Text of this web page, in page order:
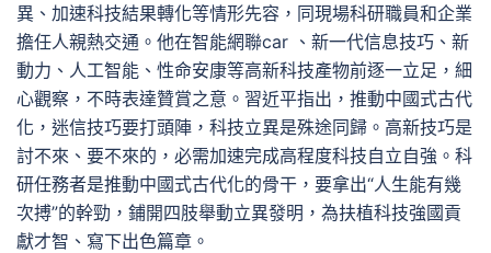
異、加速科技結果轉化等情形先容，同現場科研職員和企業
擔任人親熱交通。他在智能網聯car 、新一代信息技巧、新
動力、人工智能、性命安康等高新科技產物前逐一立足，細
心觀察，不時表達贊賞之意。習近平指出，推動中國式古代
化，迷信技巧要打頭陣，科技立異是殊途同歸。高新技巧是
討不來、要不來的，必需加速完成高程度科技自立自強。科
研任務者是推動中國式古代化的骨干，要拿出“人生能有幾
次搏”的幹勁，鋪開四肢舉動立異發明，為扶植科技強國貢
獻才智、寫下出色篇章。